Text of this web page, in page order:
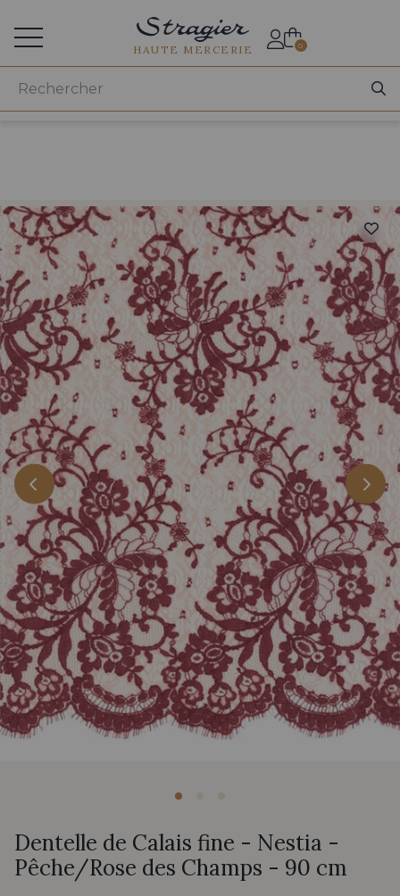
HAUTE MERCERIE 0
Dentelle de Calais fine - Nestia -
Pêche/Rose des Champs - 90 cm